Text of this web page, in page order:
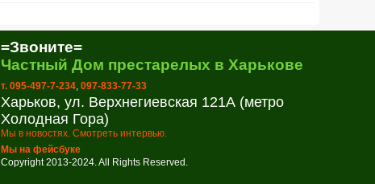
=Звоните=
Частный Дом престарелых в Харькове
т. 095-497-7-234, 097-833-77-33
Харьков, ул. Верхнегиевская 121А (метро
Холодная Гора)
Мы в новостях. Смотреть интервью.
Мы на фейсбуке
Copyright 2013-2024. All Rights Reserved.